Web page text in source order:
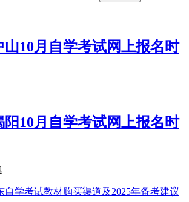
山10月自学考试网上报名时
阳10月自学考试网上报名时
自学考试教材购买渠道及2025年备考建议